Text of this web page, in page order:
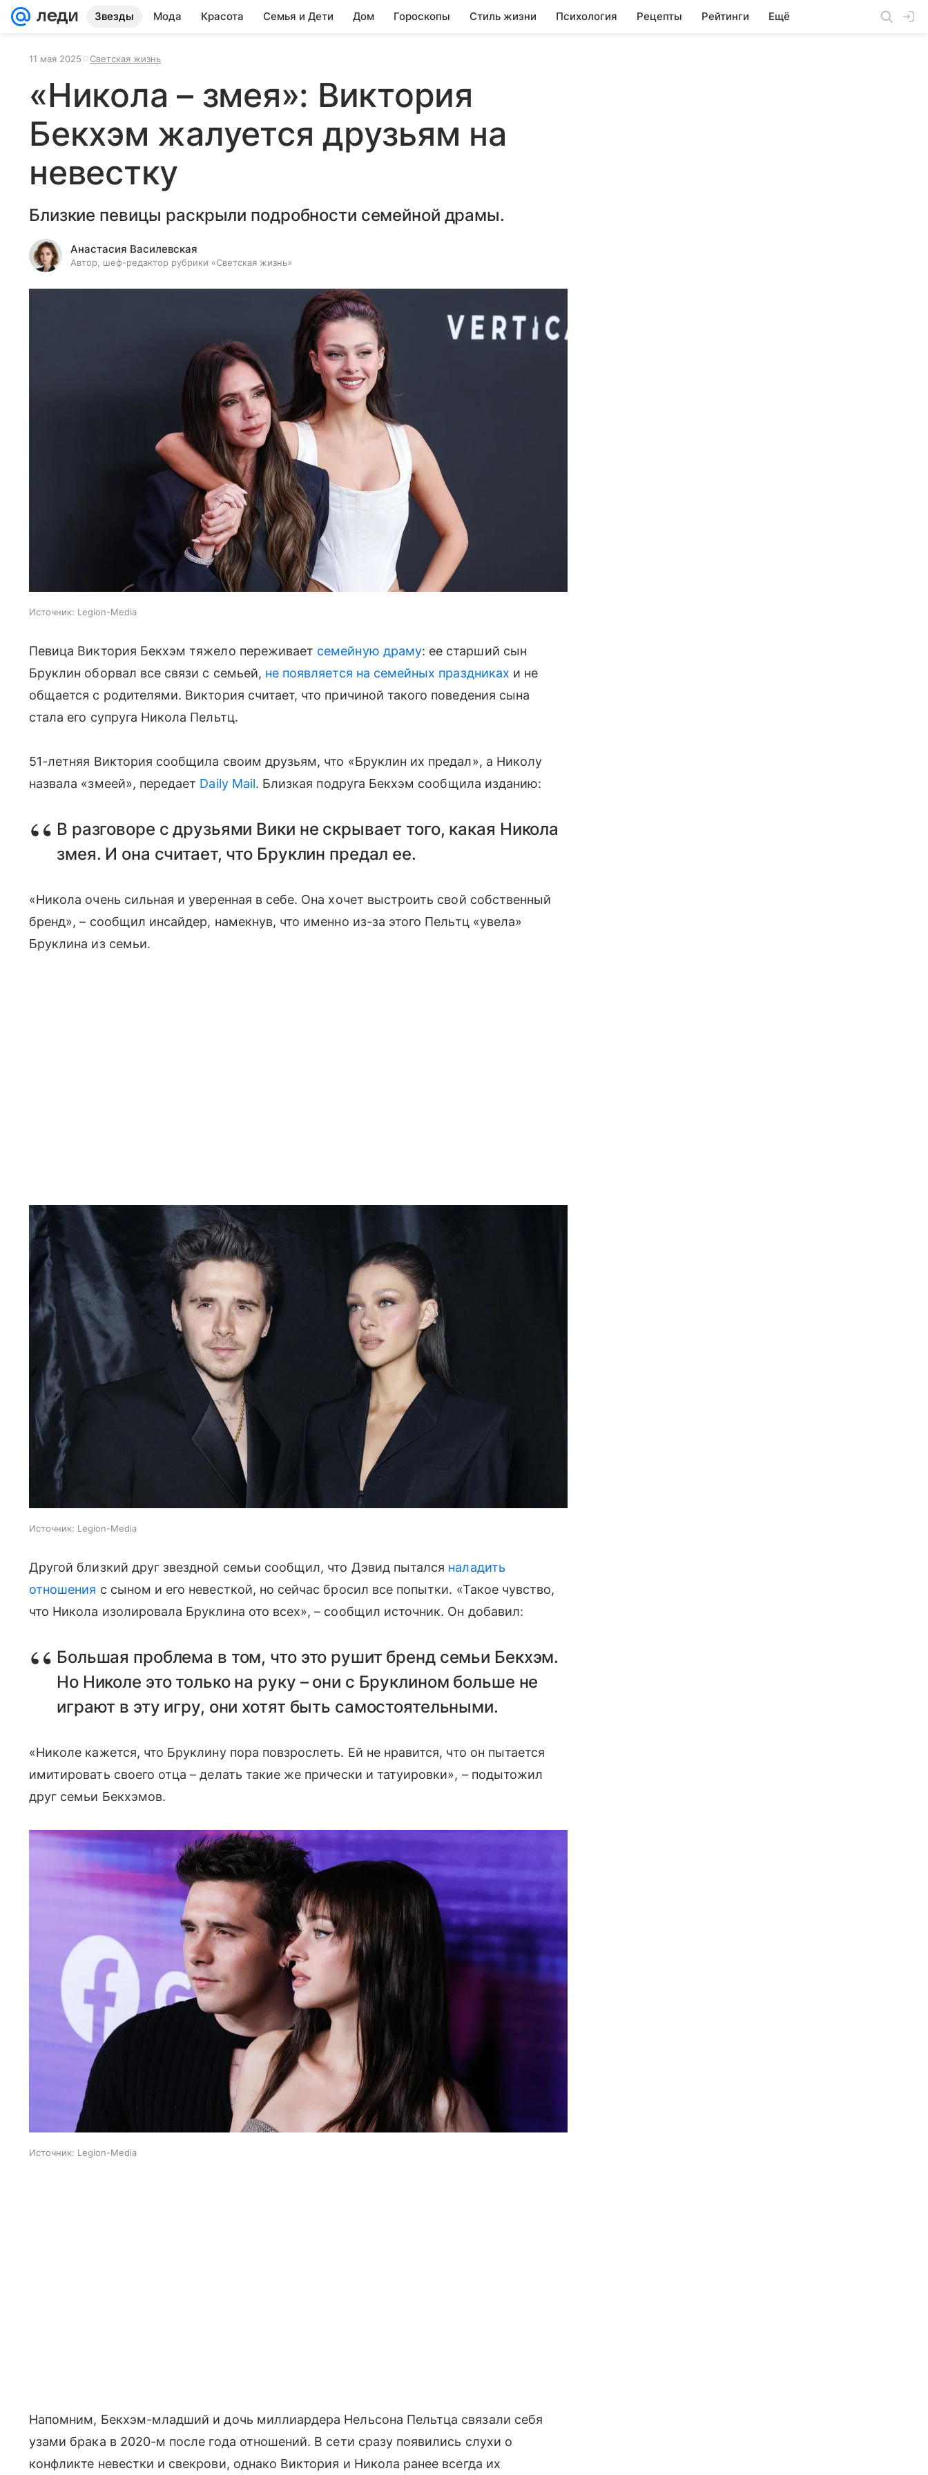
Звезды Мода Красота Семья и Дети Дом Гороскопы Стиль жизни Психология Рецепты Рейтинги Ещё
11 мая 2025 Светская жизнь
«Никола – змея»: Виктория
Бекхэм жалуется друзьям на
невестку
Близкие певицы раскрыли подробности семейной драмы.
Анастасия Василевская
Автор, шеф-редактор рубрики «Светская жизнь»
Источник: Legion-Media
Певица Виктория Бекхэм тяжело переживает семейную драму: ее старший сын
Бруклин оборвал все связи с семьей, не появляется на семейных праздниках и не
общается с родителями. Виктория считает, что причиной такого поведения сына
стала его супруга Никола Пельтц.
51-летняя Виктория сообщила своим друзьям, что «Бруклин их предал», а Николу
назвала «змеей», передает Daily Mail. Близкая подруга Бекхэм сообщила изданию:
В разговоре с друзьями Вики не скрывает того, какая Никола
змея. И она считает, что Бруклин предал ее.
«Никола очень сильная и уверенная в себе. Она хочет выстроить свой собственный
бренд», – сообщил инсайдер, намекнув, что именно из-за этого Пельтц «увела»
Бруклина из семьи.
Источник: Legion-Media
Другой близкий друг звездной семьи сообщил, что Дэвид пытался наладить
отношения с сыном и его невесткой, но сейчас бросил все попытки. «Такое чувство,
что Никола изолировала Бруклина ото всех», – сообщил источник. Он добавил:
Большая проблема в том, что это рушит бренд семьи Бекхэм.
Но Николе это только на руку – они с Бруклином больше не
играют в эту игру, они хотят быть самостоятельными.
«Николе кажется, что Бруклину пора повзрослеть. Ей не нравится, что он пытается
имитировать своего отца – делать такие же прически и татуировки», – подытожил
друг семьи Бекхэмов.
Источник: Legion-Media
Напомним, Бекхэм-младший и дочь миллиардера Нельсона Пельтца связали себя
узами брака в 2020-м после года отношений. В сети сразу появились слухи о
конфликте невестки и свекрови, однако Виктория и Никола ранее всегда их